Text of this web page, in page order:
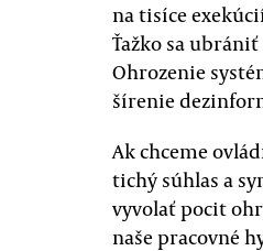
na tisíce
Ťažko sa
Ohrozenie
šírenie
Ak chceme
tichý súhlas a
vyvolať pocit
naše pracovné